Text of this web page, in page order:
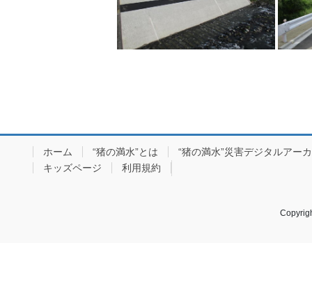
ホーム “猪の満水”とは
“猪の満水”災害デジタルアー
キッズページ
利用規約